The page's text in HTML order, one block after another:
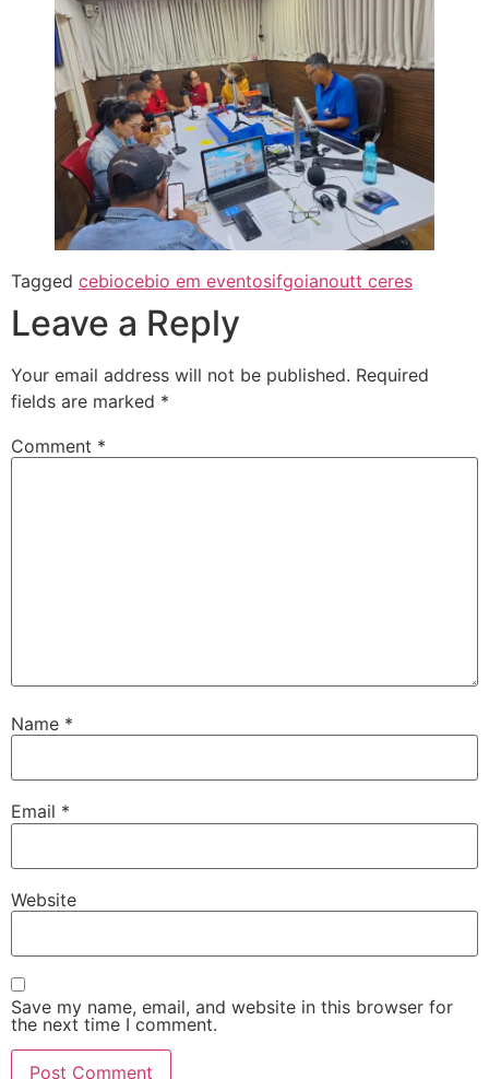
Tagged cebiocebio em eventosifgoianoutt ceres
Leave a Reply
Your email address will not be published. Required
fields are marked *
Comment *
Name *
Email *
Website
Save my name, email, and website in this browser for
the next time I comment.